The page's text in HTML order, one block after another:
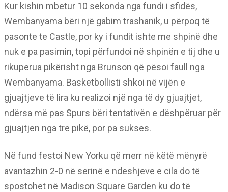
Kur kishin mbetur 10 sekonda nga fundi i sfidës,
Wembanyama bëri një gabim trashanik, u përpoq të
pasonte te Castle, por ky i fundit ishte me shpinë dhe
nuk e pa pasimin, topi përfundoi në shpinën e tij dhe u
rikuperua pikërisht nga Brunson që pësoi faull nga
Wembanyama. Basketbollisti shkoi në vijën e
gjuajtjeve të lira ku realizoi një nga të dy gjuajtjet,
ndërsa më pas Spurs bëri tentativën e dëshpëruar për
gjuajtjen nga tre pikë, por pa sukses.
Në fund festoi New Yorku që merr në këtë mënyrë
avantazhin 2-0 në serinë e ndeshjeve e cila do të
spostohet në Madison Square Garden ku do të